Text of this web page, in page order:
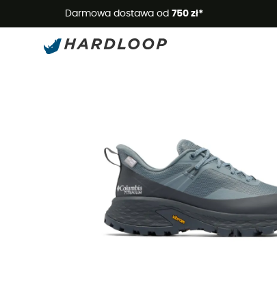
Darmowa dostawa od 750 zł*
Nowość